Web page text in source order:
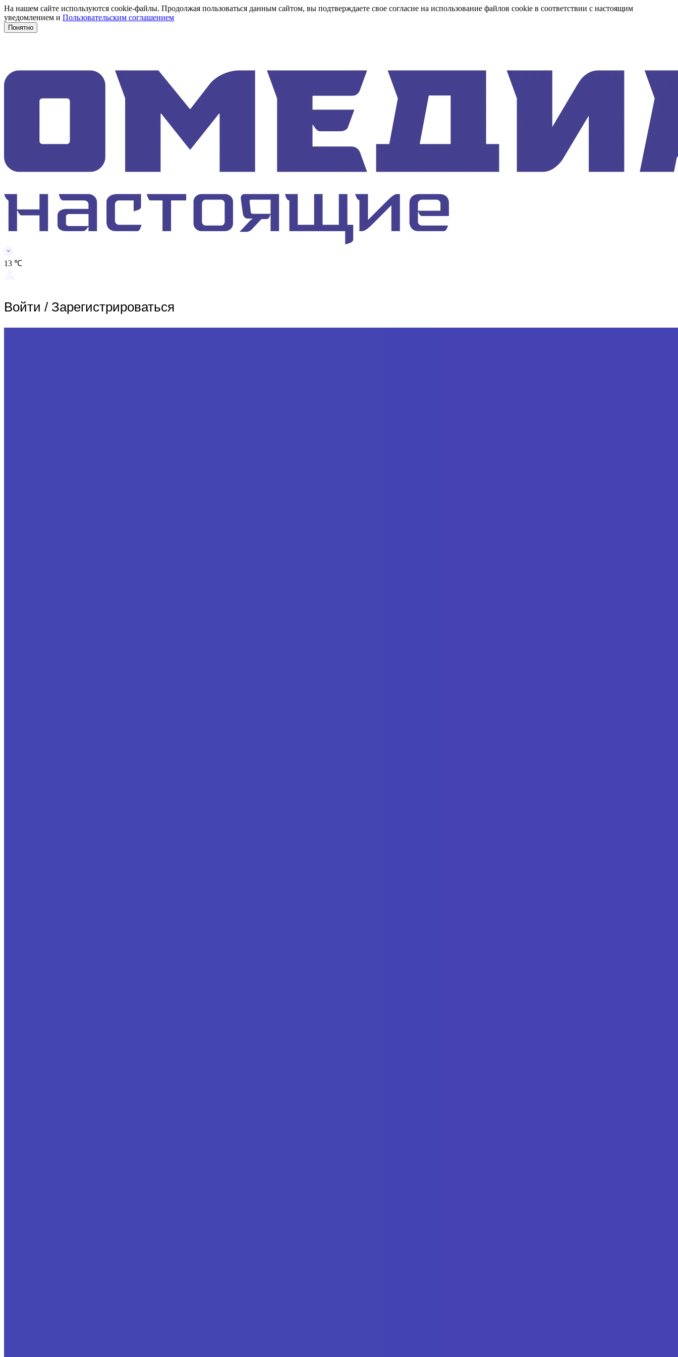
На нашем сайте используются cookie-файлы. Продолжая пользоваться данным сайтом, вы подтверждаете свое согласие на использование файлов cookie в соответствии с настоящим
уведомлением и Пользовательским соглашением
Понятно
13 ℃
Войти / Зарегистрироваться